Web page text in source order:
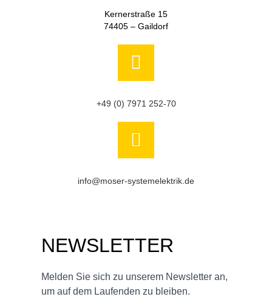
Kernerstraße 15
74405 – Gaildorf
+49 (0) 7971 252-70
info@moser-systemelektrik.de
NEWSLETTER
Melden Sie sich zu unserem Newsletter an,
um auf dem Laufenden zu bleiben.